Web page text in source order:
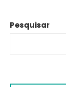
Pesquisar